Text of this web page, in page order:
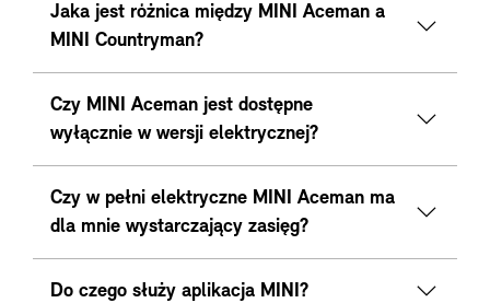
Jaka jest różnica między MINI Aceman a
MINI Countryman?
Czy MINI Aceman jest dostępne
wyłącznie w wersji elektrycznej?
Czy w pełni elektryczne MINI Aceman ma
dla mnie wystarczający zasięg?
Do czego służy aplikacja MINI?